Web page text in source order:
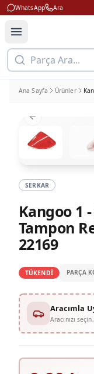
WhatsApp Ara
Parça Ara...
Ana Sayfa Ürünler
Previous slide
SERKAR
Kangoo 1
Tampon
22169
TÜKENDİ PARÇA
Aracımla
Aracınızı